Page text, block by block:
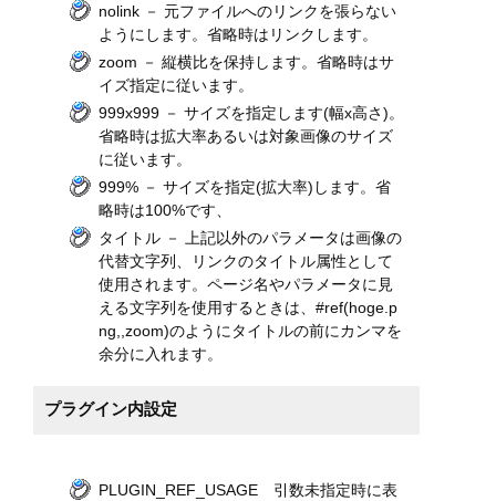
nolink － 元ファイルへのリンクを張らない
ようにします。省略時はリンクします。
zoom － 縦横比を保持します。省略時はサ
イズ指定に従います。
999x999 － サイズを指定します(幅x高さ)。
省略時は拡大率あるいは対象画像のサイズ
に従います。
999% － サイズを指定(拡大率)します。省
略時は100%です、
タイトル － 上記以外のパラメータは画像の
代替文字列、リンクのタイトル属性として
使用されます。ページ名やパラメータに見
える文字列を使用するときは、#ref(hoge.p
ng,,zoom)のようにタイトルの前にカンマを
余分に入れます。
プラグイン内設定
PLUGIN_REF_USAGE 引数未指定時に表